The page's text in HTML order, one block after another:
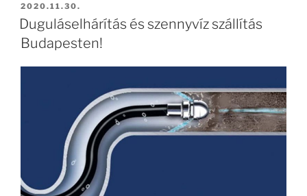
BEKÜLDVE:
2020.11.30.
Duguláselhárítás és szennyvíz szállítás
Budapesten!